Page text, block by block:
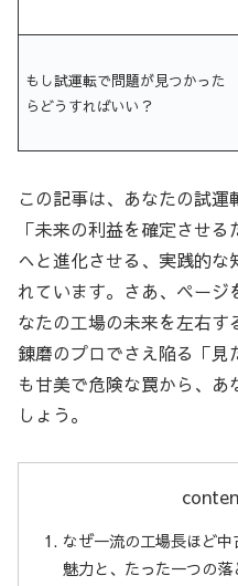
もし試運転で問題が見つかった
らどうすればいい？
この記事は、あなたの試運
「未来の利益を確定させ
へと進化させる、実践的
れています。さあ、ページ
なたの工場の未来を左右
錬磨のプロでさえ陥る「
も甘美で危険な罠から、
しょう。
なぜ一流の工場長ほど
魅力と、たった一つの落